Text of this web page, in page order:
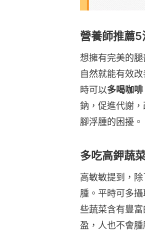
營養師推薦
想擁有完美的
自然就能有效
時可以多喝咖
鈉，促進代謝
腳浮腫的困擾。
多吃高鉀蔬
高敏敏提到，
腫。平時可多攝
些蔬菜含有豐
盈，人也不會腫